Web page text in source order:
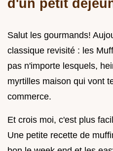
d'un petit
Salut les gourmands!
classique revisité : les
pas n'importe lesquels,
myrtilles maison qui vont
commerce.
Et crois moi, c'est plus
Une petite recette de